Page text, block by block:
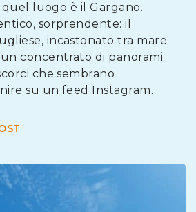
quel luogo è il Gargano.
sorprendente: il
incastonato tra mare
concentrato di panorami
che sembrano
su un feed Instagram.